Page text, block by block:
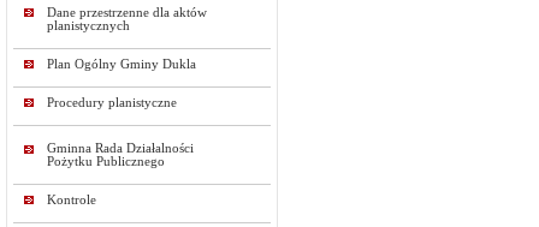
Dane przestrzenne dla aktów
planistycznych
Plan Ogólny Gminy Dukla
Procedury planistyczne
Gminna Rada Działalności
Pożytku Publicznego
Kontrole